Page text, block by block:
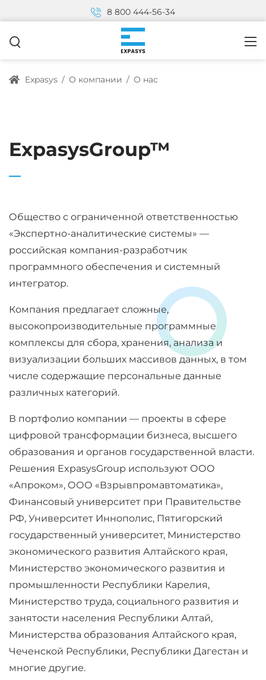
8 800 444-56-34
Expasys / О компании / О нас
ExpasysGroup™
Общество с ограниченной ответственностью
«Экспертно-аналитические системы» —
российская компания-разработчик
программного обеспечения и системный
интегратор.
Компания предлагает сложные,
высокопроизводительные программные
комплексы для сбора, хранения, анализа и
визуализации больших массивов данных, в том
числе содержащие персональные данные
различных категорий.
В портфолио компании — проекты в сфере
цифровой трансформации бизнеса, высшего
образования и органов государственной власти.
Решения ExpasysGroup используют ООО
«Апроком», ООО «Взрывпромавтоматика»,
Финансовый университет при Правительстве
РФ, Университет Иннополис, Пятигорский
государственный университет, Министерство
экономического развития Алтайского края,
Министерство экономического развития и
промышленности Республики Карелия,
Министерство труда, социального развития и
занятости населения Республики Алтай,
Министерства образования Алтайского края,
Чеченской Республики, Республики Дагестан и
многие другие.